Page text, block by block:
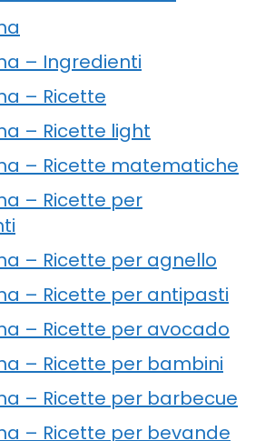
– Ingredienti
– Ricette
– Ricette light
– Ricette matematiche
– Ricette per
– Ricette per agnello
– Ricette per antipasti
– Ricette per avocado
– Ricette per bambini
– Ricette per barbecue
– Ricette per bevande